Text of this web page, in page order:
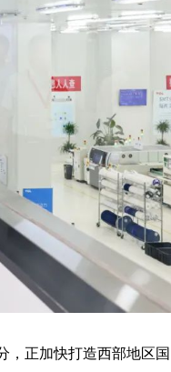
，正加快打造西部地区国